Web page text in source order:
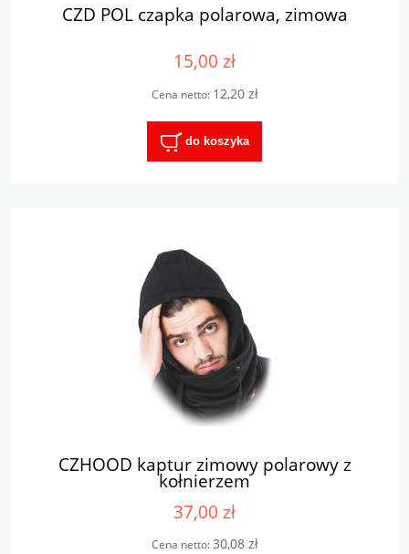
CZD POL czapka polarowa, zimowa
15,00 zł
Cena netto: 12,20 zł
do koszyka
CZHOOD kaptur zimowy polarowy z
kołnierzem
37,00 zł
Cena netto:30,08 zł